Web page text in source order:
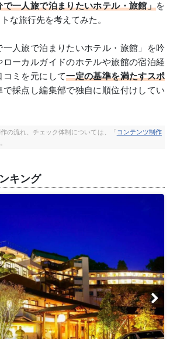
で一人旅で泊まりたいホテル・旅館」を
な旅行先を考えてみた。
人旅で泊まりたいホテル・旅館」を吟
ーカルガイドのホテルや旅館の宿泊経
コミを元にして一定の基準を満たすスポ
採点し編集部で独自に順位付けしてい
の流れ、チェック体制については、「 コンテンツ制作
キング